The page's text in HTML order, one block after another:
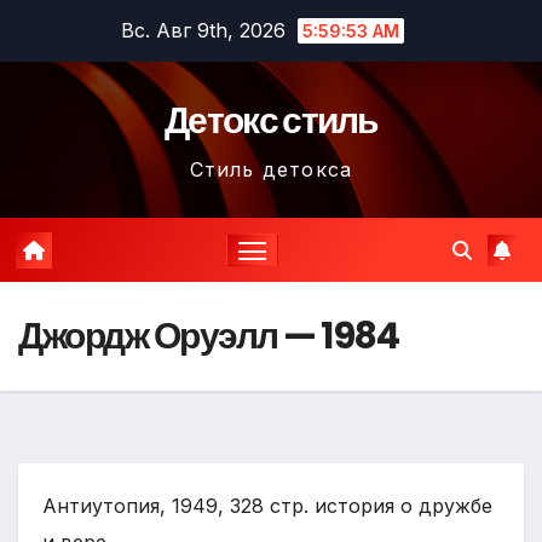
содержимому
Вс. Авг 9th, 2026 5:59:54 AM
Детокс стиль
Стиль детокса
Джордж Оруэлл — 1984
Антиутопия, 1949, 328 стр. история о дружбе